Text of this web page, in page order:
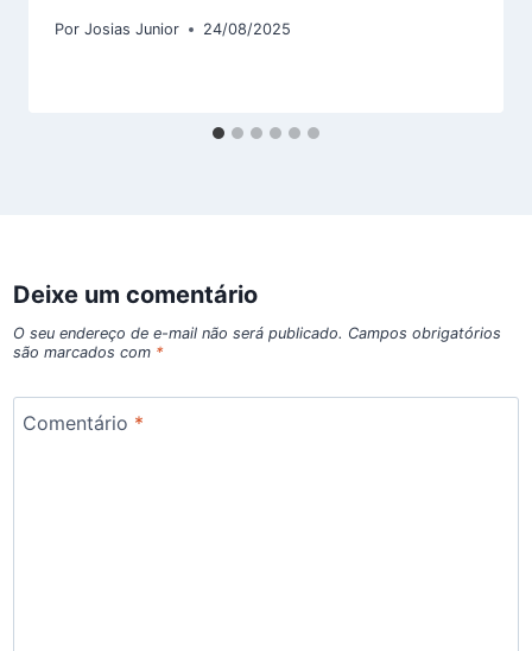
Por Josias Junior 24/08/2025
Deixe um comentário
O seu endereço de e-mail não será publicado. Campos obrigatórios
são marcados com *
Comentário *